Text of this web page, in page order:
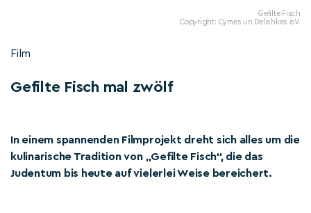
Gefilte Fisch
Copyright: Cymes un Delishkes e.V.
Film
Gefilte Fisch mal zwölf
In einem spannenden Filmprojekt dreht sich alles um die
kulinarische Tradition von „Gefilte Fisch“, die das
Judentum bis heute auf vielerlei Weise bereichert.